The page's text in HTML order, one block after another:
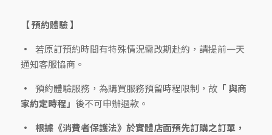
【 預約體驗 】
若原訂預約時間有特殊情況需改期赴約，請提前一天
通知客服協商。
預約體驗服務，為購買服務預留時程限制，故 「 與商
家約定時程」 後不可申辦退款。
根據《消費者保護法》於實體店面預先訂購之訂單，